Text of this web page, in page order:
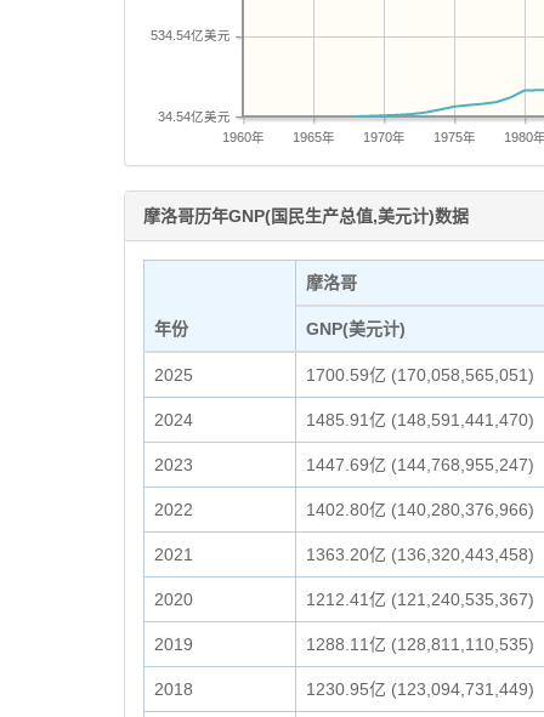
1960年 1965年 1970年 1975年 1980
34.54亿美元
534.54亿美元
摩洛哥历年GNP(国民生产总值,美元计)数据
年份
摩洛哥
GNP(美元计)
2025 1700.59亿 (170,058,565,051)
2024 1485.91亿 (148,591,441,470)
2023 1447.69亿 (144,768,955,247)
2022 1402.80亿 (140,280,376,966)
2021 1363.20亿 (136,320,443,458)
2020 1212.41亿 (121,240,535,367)
2019 1288.11亿 (128,811,110,535)
2018 1230.95亿 (123,094,731,449)